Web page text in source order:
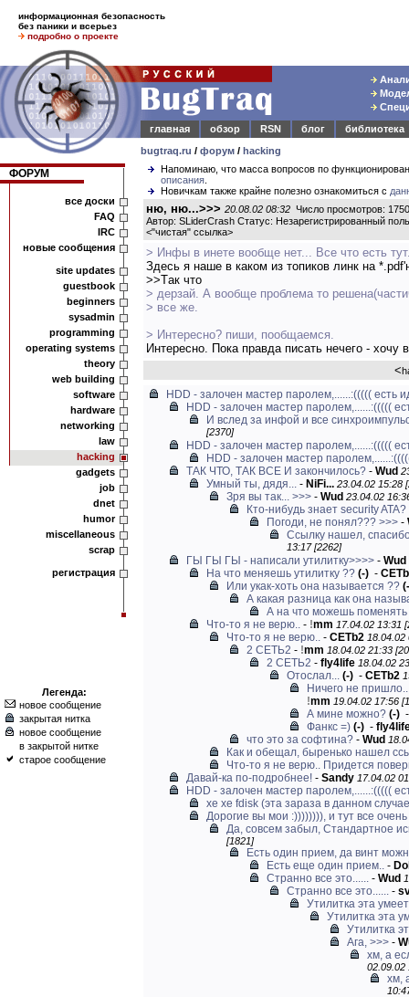
информационная безопасность
без паники и всерьез
подробно о проекте
главная
обзор RSN блог
библиотека
bugtraq.ru / форум / hacking
ФОРУМ
все доски
FAQ
IRC
новые сообщения
site updates
guestbook
beginners
sysadmin
programming
operating systems
theory
web building
software
hardware
networking
law
hacking
gadgets
job
dnet
humor
miscellaneous
scrap
регистрация
Легенда:
новое сообщение
закрытая нитка
новое сообщение
в закрытой нитке
старое сообщение
Напоминаю, что масса вопросов по
описания
Новичкам также крайне полезно ознакомиться с
ню, ню...>>> 20.08.02 08:32 Число просмотров: 1750
Автор: SLiderCrash Статус: Незарегистрированный
<"чистая" ссылка>
> Инфы в инете вообще нет... Все что есть
Здесь я наше в каком из топиков линк на
>>Tак что
> дерзай. А вообще проблема то
> все же.
> Интересно? пиши, пообщаемся.
Интересно. Пока правда писать нечего - хочу
<
HDD - залочен мастер паролем,......:((((( есть
HDD - залочен мастер паролем,......:(((((
И вслед за инфой и все
[2370]
HDD - залочен мастер паролем,......:(((((
HDD - залочен мастер
ТАК ЧТО, ТАК ВСЕ И закончилось? - Wud
Умный ты, дядя... - NiFi... 23.04.02 15:28
Зря вы так... >>> - Wud 23.04.02
Кто-нибудь знает security ATA?
Погоди, не понял??? >>> -
Ссылку нашел,
13:17 [2262]
ГЫ ГЫ ГЫ - написали утилитку>>>> - Wud
На что меняешь утилитку ?? (-) -
Или укак-хоть она называется ??
А какая разница как она
А на что можешь поменять
Что-то я не верю.. - !mm 17.04.02 13:31
Что-то я не верю.. - CETb2 18.04.02
2 СЕТЬ2 - !mm 18.04.02 21:33
2 СЕТЬ2 - fly4life 18.04.02
Отослал... (-) - CETb2
Ничего не
!mm 19.04.02 17:56
А мине можно? (-)
Фанкс =) (-) -
что это за софтина? - Wud
Как и обещал, быренько нашел
Что-то я не верю.. Придется
Давай-ка по-подробнее! - Sandy 17.04.02
HDD - залочен мастер паролем,......:(((((
хе хе fdisk (эта зараза в данном
Дорогие вы мои :)))))))), и тут все
Да, совсем забыл, Стандартное
[1821]
Есть один прием, да винт
Есть еще один прием.. -
Странно все это...... - Wud
Странно все это...... -
Утилитка эта
Утилитка эта
Утилитка
Ага, >>> -
хм, а
02.09.02
хм,